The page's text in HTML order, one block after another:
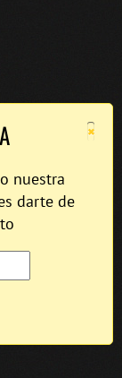
×
nuestra
darte de